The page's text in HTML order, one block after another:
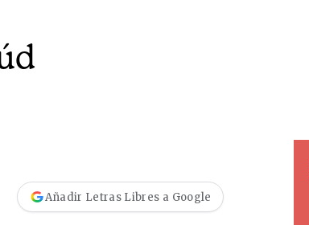
Añadir Letras Libres a Google